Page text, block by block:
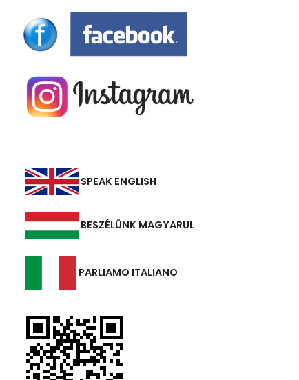
SPEAK ENGLISH
BESZÉLÜNK MAGYARUL
PARLIAMO ITALIANO